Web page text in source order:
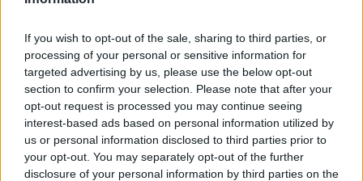
If you wish to opt-out of the sale, sharing to third parties, or
processing of your personal or sensitive information for
targeted advertising by us, please use the below opt-out
section to confirm your selection. Please note that after your
opt-out request is processed you may continue seeing
interest-based ads based on personal information utilized by
us or personal information disclosed to third parties prior to
your opt-out. You may separately opt-out of the further
disclosure of your personal information by third parties on the
deblocat 16,7 miliarde din SAFE